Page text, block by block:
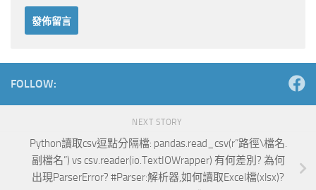
FOLLOW:
NEXT STORY
Python讀取csv逗點分隔檔: pandas.read_csv(r”路徑\檔名.
副檔名”) vs csv.reader(io.TextIOWrapper) 有何差別? 為何
出現ParserError? #Parser:解析器,如何讀取Excel檔(xlsx)?